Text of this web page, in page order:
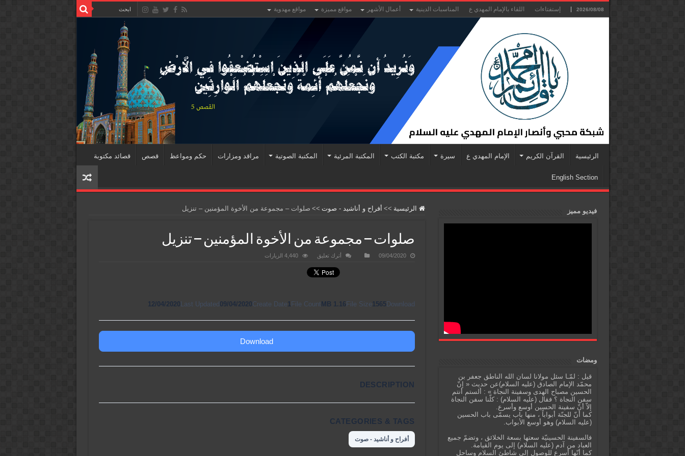
2026/08/08 إستفتاءات اللقاء بالإمام المهدي ع المناسبات الدينية أعمال الأشهر مواقع مميزة مواقع مهدوية
الرئيسية القرآن الكريم الإمام المهدي ع سيرة مكتبة الكتب المكتبة المرئية المكتبة الصوتية مراقد ومزارات حكم ومواعظ قصص قصائد مكتوبة
English Section
الرئيسية >> أفراح و أناشيد - صوت >> صلوات – مجموعة من الأخوة المؤمنين – تنزيل
صلوات – مجموعة من الأخوة المؤمنين – تنزيل
09/04/2020 أترك تعليق 4,440 الزيارات
Download
1565
File Size
1.16 MB
File Count
1
Create Date
09/04/2020
Last Updated
12/04/2020
Download
DESCRIPTION
CATEGORIES & TAGS
أفراح و أناشيد - صوت
فيديو مميز
ومضات
قيل : لمّـا سئل مولانا لسان الله الناطق جعفر بن
محمّد الإمام الصادق (عليه السلام)عن حديث « إنّ
الحسين مصباح الهدى وسفينة النجاة » : ألستم أنتم
سفن النجاة ؟ فقال (عليه السلام) : كلّنا سفن النجاة
إلاّ أنّ سفينة الحسين أوسع وأسرع.
كما أنّ للجنّة أبواباً ، منها باب يسمّى باب الحسين
(عليه السلام) وهو أوسع الأبواب.
فالسفينة الحسينيّة سعتها بسعة الخلائق ، وتضمّ جميع
العباد من آدم (عليه السلام) إلى يوم القيامة.
كما أنّها أسرع للوصول إلى شاطئ السلام وساحل